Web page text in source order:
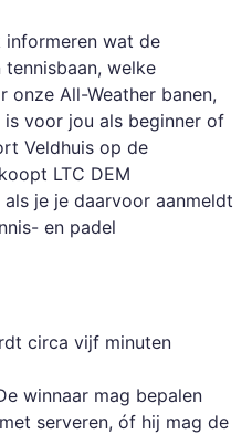
wat de
welke
onze All-Weather banen,
voor jou als beginner of
Veldhuis op de
LTC DEM
je je daarvoor aanmeldt
en padel
circa vijf minuten
winnaar mag bepalen
serveren, óf hij mag de